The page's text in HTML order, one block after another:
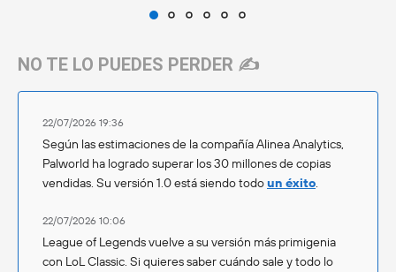
NO TE LO PUEDES PERDER ✍️
22/07/2026 19:36
Según las estimaciones de la compañía Alinea Analytics,
Palworld ha logrado superar los 30 millones de copias
vendidas. Su versión 1.0 está siendo todoun éxito.
22/07/2026 10:06
League of Legends vuelve a su versión más primigenia
con LoL Classic. Si quieres saber cuándo sale y todo lo